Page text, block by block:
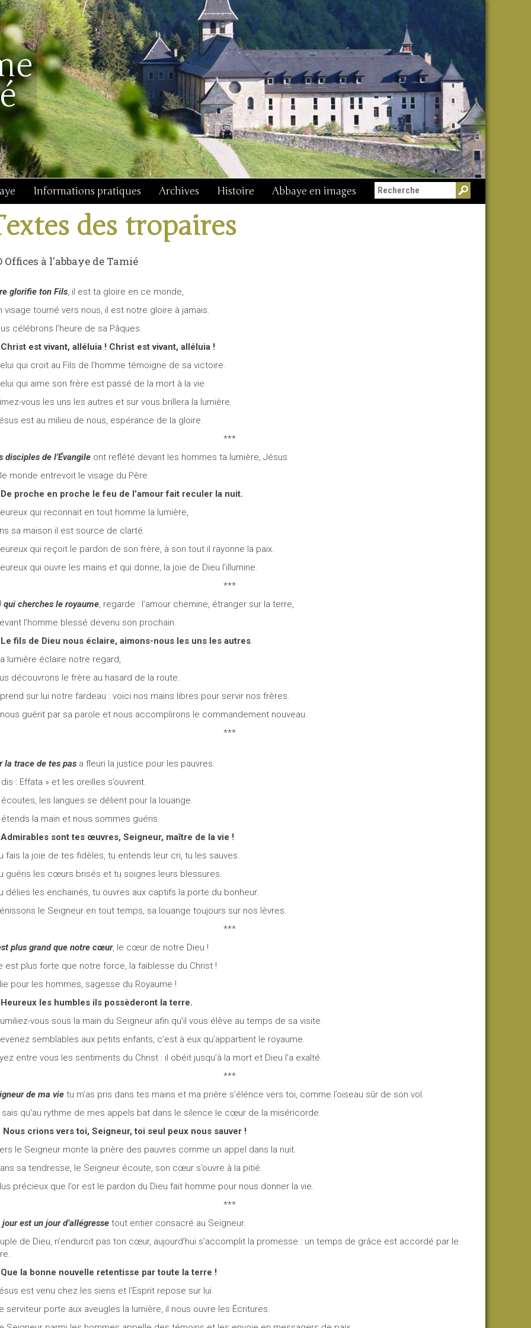
Informations pratiques Archives Histoire Abbaye en images
des tropaires
Offices à l'abbaye de Tamié
glorifie ton Fils, il est ta gloire en ce monde,
visage tourné vers nous, il est notre gloire à jamais.
célébrons l’heure de sa Pâques.
est vivant, alléluia ! Christ est vivant, alléluia !
qui croit au Fils de l’homme témoigne de sa victoire.
qui aime son frère est passé de la mort à la vie.
vous les uns les autres et sur vous brillera la lumière.
est au milieu de nous, espérance de la gloire.
***
disciples de l’Évangileont reflété devant les hommes ta lumière, Jésus
monde entrevoit le visage du Père.
proche en proche le feu de l’amour fait reculer la nuit.
qui reconnait en tout homme la lumière,
sa maison il est source de clarté.
qui reçoit le pardon de son frère, à son tout il rayonne la paix.
qui ouvre les mains et qui donne, la joie de Dieu l’illumine.
***
qui cherches le royaume, regarde : l’amour chemine, étranger sur la terre,
l’homme blessé devenu son prochain.
Le fils de Dieu nous éclaire, aimons-nous les uns les autres.
lumière éclaire notre regard,
découvrons le frère au hasard de la route.
sur lui notre fardeau : voici nos mains libres pour servir nos frères.
nous guérit par sa parole et nous accomplirons le commandement nouveau.
***
la trace de tes pasa fleuri la justice pour les pauvres.
: Effata » et les oreilles s’ouvrent.
écoutes, les langues se délient pour la louange.
étends la main et nous sommes guéris.
Admirables sont tes œuvres, Seigneur, maître de la vie !
fais la joie de tes fidèles, tu entends leur cri, tu les sauves.
guéris les cœurs brisés et tu soignes leurs blessures.
délies les enchainés, tu ouvres aux captifs la porte du bonheur.
le Seigneur en tout temps, sa louange toujours sur nos lèvres.
***
plus grand que notre cœur, le cœur de notre Dieu !
est plus forte que notre force, la faiblesse du Christ !
pour les hommes, sagesse du Royaume !
Heureux les humbles ils possèderont la terre.
vous sous la main du Seigneur afin qu’il vous élève au temps de sa visite.
semblables aux petits enfants, c’est à eux qu’appartient le royaume.
entre vous les sentiments du Christ : il obéit jusqu’à la mort et Dieu l’a exalté.
***
de ma vietu m’as pris dans tes mains et ma prière s’élénce vers toi, comme l’oiseau sûr de son vol.
qu’au rythme de mes appels bat dans le silence le cœur de la miséricorde.
Nous crions vers toi, Seigneur, toi seul peux nous sauver !
le Seigneur monte la prière des pauvres comme un appel dans la nuit.
sa tendresse, le Seigneur écoute, son cœur s’ouvre à la pitié.
précieux que l’or est le pardon du Dieu fait homme pour nous donner la vie.
***
jour est un jour d’allégressetout entier consacré au Seigneur.
de Dieu, n’endurcit pas ton cœur, aujourd’hui s’accomplit la promesse : un temps de grâce est accordé par le
Que la bonne nouvelle retentisse par toute la terre !
est venu chez les siens et l’Esprit repose sur lui.
serviteur porte aux aveugles la lumière, il nous ouvre les Écritures.